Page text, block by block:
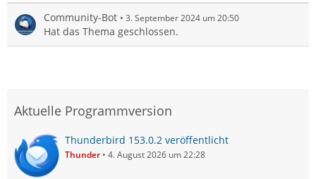
Community-Bot 3. September 2024 um 20:50
Hat das Thema geschlossen.
Aktuelle Programmversion
Thunderbird 153.0.2 veröffentlicht
Thunder 4. August 2026 um 22:28